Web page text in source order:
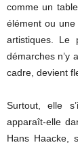
comme un
élément ou
artistiques. Le
démarches n’y
cadre, devient
Surtout, elle
apparaît-elle
Hans Haacke,